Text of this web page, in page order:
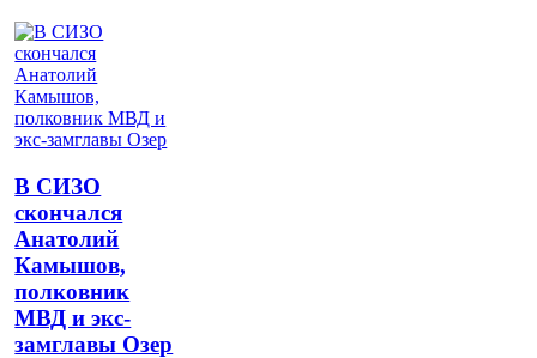
В СИЗО
скончался
Анатолий
Камышов,
полковник
МВД и экс-
замглавы Озер